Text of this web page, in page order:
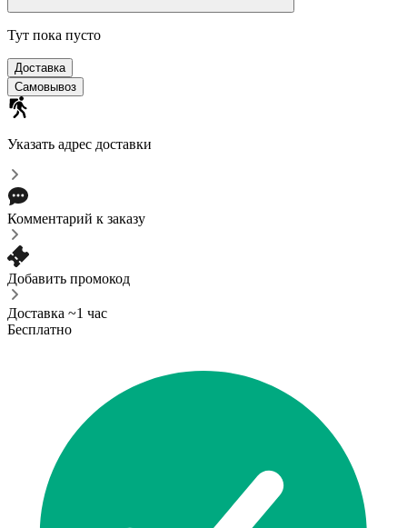
Тут пока пусто
Доставка
Самовывоз
Указать адрес доставки
Комментарий к заказу
Добавить промокод
Доставка ~1 час
Бесплатно